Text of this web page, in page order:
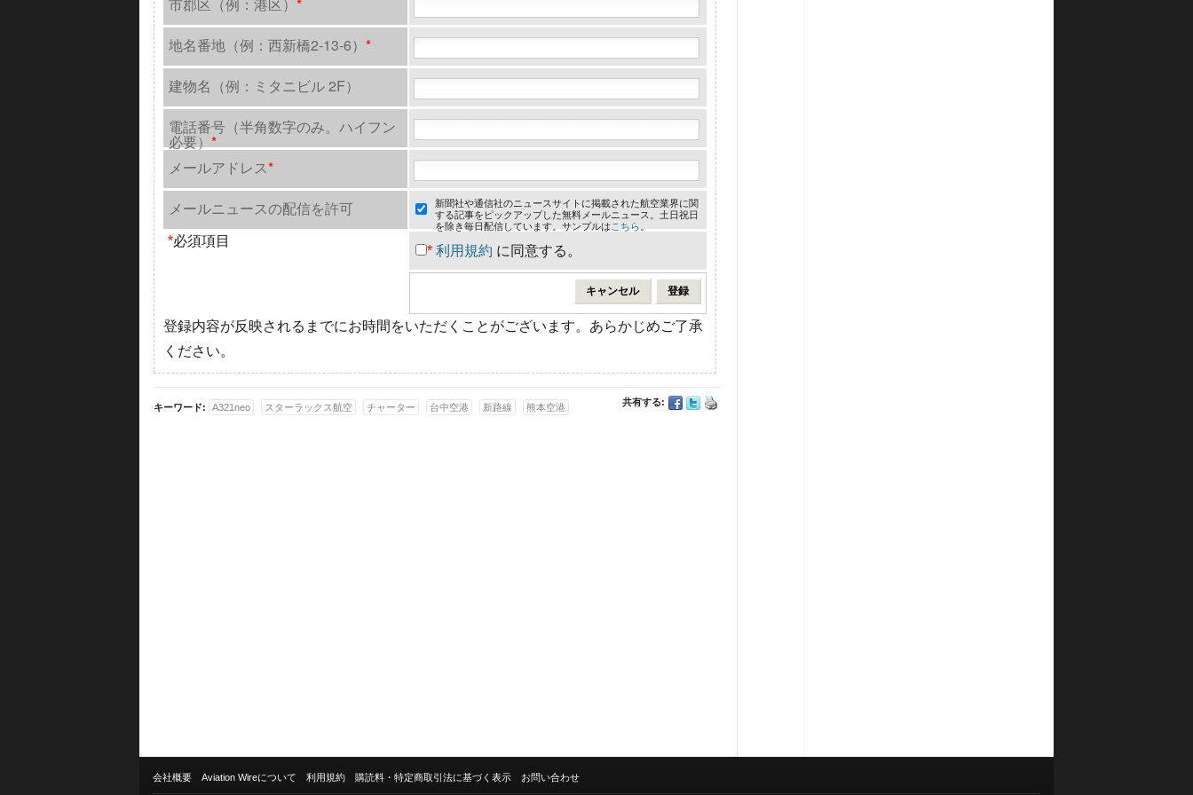
地名番地（例：西新橋2-13-6） *
建物名（例：ミタニビル 2F）
電話番号（半角数字のみ。ハイフン
必要） *
メールアドレス*
メールニュースの配信を許可
* 利用規約 に同意する。
*必須項目
新聞社や通信社のニュースサイトに掲載された航空業界に関
する記事をピックアップした無料メールニュース。土日祝日
を除き毎日配信しています。サンプルは こちら
登録内容が反映されるまでにお時間をいただくことがございます。あらかじめご了承
ください。
共有する:
キーワード: A321neo スターラックス航空 チャーター 台中空港 新路線 熊本空港
会社概要 Aviation Wireについて 利用規約 購読料・特定商取引法に基づく表示 お問い合わせ